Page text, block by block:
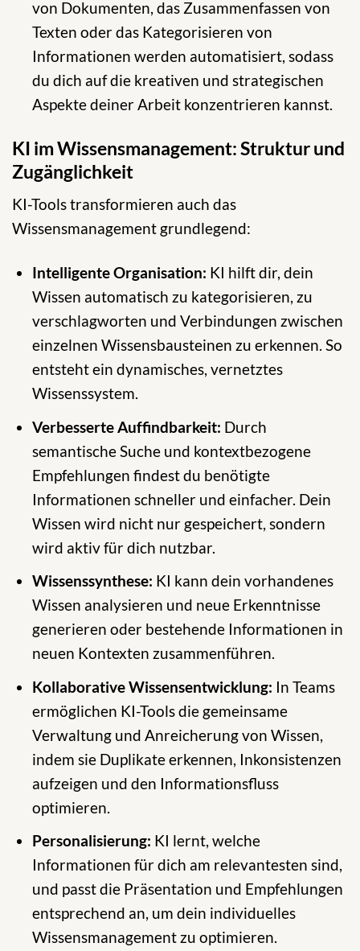
von Dokumenten, das Zusammenfassen von
Texten oder das Kategorisieren von
Informationen werden automatisiert, sodass
du dich auf die kreativen und strategischen
Aspekte deiner Arbeit konzentrieren kannst.
KI im Wissensmanagement: Struktur und
Zugänglichkeit
KI-Tools transformieren auch das
Wissensmanagement grundlegend:
Intelligente Organisation: KI hilft dir, dein
Wissen automatisch zu kategorisieren, zu
verschlagworten und Verbindungen zwischen
einzelnen Wissensbausteinen zu erkennen. So
entsteht ein dynamisches, vernetztes
Wissenssystem.
Verbesserte Auffindbarkeit: Durch
semantische Suche und kontextbezogene
Empfehlungen findest du benötigte
Informationen schneller und einfacher. Dein
Wissen wird nicht nur gespeichert, sondern
wird aktiv für dich nutzbar.
Wissenssynthese: KI kann dein vorhandenes
Wissen analysieren und neue Erkenntnisse
generieren oder bestehende Informationen in
neuen Kontexten zusammenführen.
Kollaborative Wissensentwicklung: In Teams
ermöglichen KI-Tools die gemeinsame
Verwaltung und Anreicherung von Wissen,
indem sie Duplikate erkennen, Inkonsistenzen
aufzeigen und den Informationsfluss
optimieren.
Personalisierung: KI lernt, welche
Informationen für dich am relevantesten sind,
und passt die Präsentation und Empfehlungen
entsprechend an, um dein individuelles
Wissensmanagement zu optimieren.